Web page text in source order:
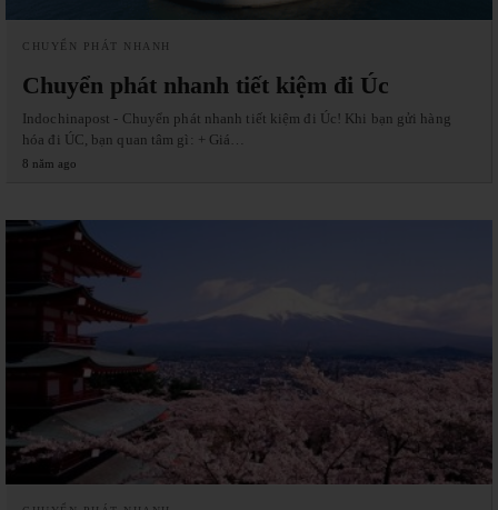
CHUYỂN PHÁT NHANH
Chuyển phát nhanh tiết kiệm đi Úc
Indochinapost - Chuyển phát nhanh tiết kiệm đi Úc! Khi bạn gửi hàng
hóa đi ÚC, bạn quan tâm gì: + Giá…
8 năm ago